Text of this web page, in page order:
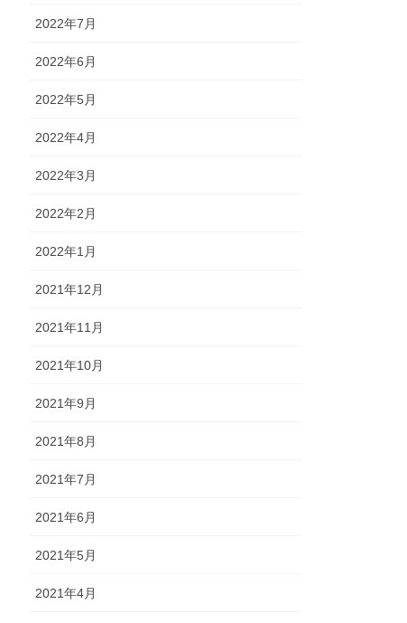
2022年7月
2022年6月
2022年5月
2022年4月
2022年3月
2022年2月
2022年1月
2021年12月
2021年11月
2021年10月
2021年9月
2021年8月
2021年7月
2021年6月
2021年5月
2021年4月